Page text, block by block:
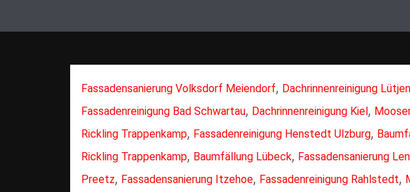
Fassadensanierung Volksdorf Meiendorf, Dachrinnenreinigung
Fassadenreinigung Bad Schwartau, Dachrinnenreinigung Kiel,
Rickling Trappenkamp, Fassadenreinigung Henstedt Ulzburg,
Rickling Trappenkamp, Baumfällung Lübeck, Fassadensanierung
Preetz, Fassadensanierung Itzehoe, Fassadenreinigung Rahlstedt,